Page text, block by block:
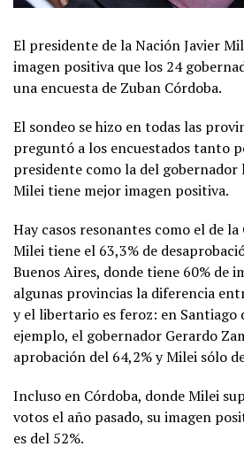
El presidente de la Nación Javier
imagen positiva que los 24
una encuesta de Zuban Córdoba.
El sondeo se hizo en todas las
preguntó a los encuestados tanto
presidente como la del
Milei tiene mejor imagen positiva.
Hay casos resonantes como el de la
Milei tiene el 63,3% de
Buenos Aires, donde tiene 60% de
algunas provincias la diferencia
y el libertario es feroz: en Santiago
ejemplo, el gobernador Gerardo
aprobación del 64,2% y Milei sólo
Incluso en Córdoba, donde Milei
votos el año pasado, su imagen
es del 52%.